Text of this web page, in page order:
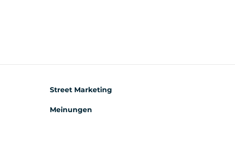
Street Marketing
Meinungen